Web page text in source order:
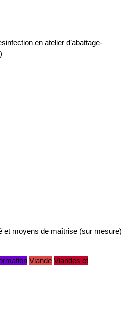
en atelier d’abattage-
et moyens de maîtrise (sur mesure)
Viande Viandes et